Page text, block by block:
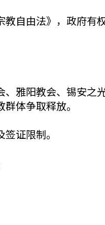
自由法》，政府有
雅阳教会、锡安之
体争取释放。
证限制。